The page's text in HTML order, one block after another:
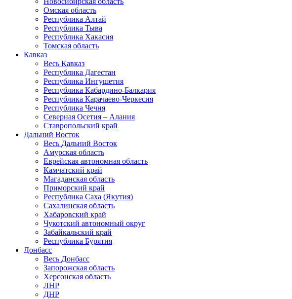
Омская область
Республика Алтай
Республика Тыва
Республика Хакасия
Томская область
Кавказ
Весь Кавказ
Республика Дагестан
Республика Ингушетия
Республика Кабардино-Балкария
Республика Карачаево-Черкесия
Республика Чечня
Северная Осетия – Алания
Ставропольский край
Дальний Восток
Весь Дальний Восток
Амурская область
Еврейская автономная область
Камчатский край
Магаданская область
Приморский край
Республика Саха (Якутия)
Сахалинская область
Хабаровский край
Чукотский автономный округ
Забайкальский край
Республика Бурятия
Донбасс
Весь Донбасс
Запорожская область
Херсонская область
ЛНР
ДНР